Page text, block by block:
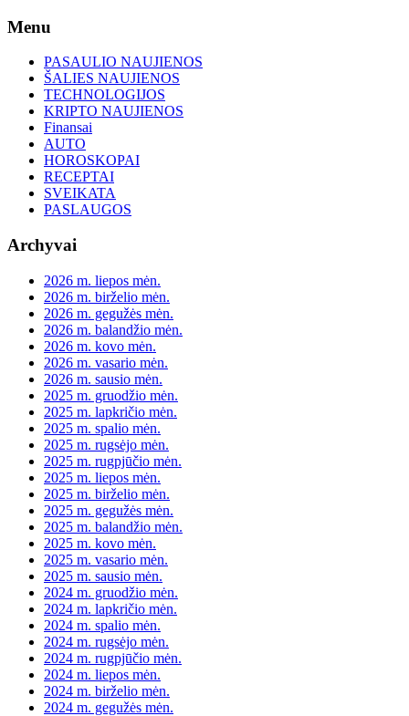
Skip
content
Menu
PASAULIO NAUJIENOS
ŠALIES NAUJIENOS
TECHNOLOGIJOS
KRIPTO NAUJIENOS
Finansai
AUTO
HOROSKOPAI
RECEPTAI
SVEIKATA
PASLAUGOS
Archyvai
2026 m. liepos mėn.
2026 m. birželio mėn.
2026 m. gegužės mėn.
2026 m. balandžio mėn.
2026 m. kovo mėn.
2026 m. vasario mėn.
2026 m. sausio mėn.
2025 m. gruodžio mėn.
2025 m. lapkričio mėn.
2025 m. spalio mėn.
2025 m. rugsėjo mėn.
2025 m. rugpjūčio mėn.
2025 m. liepos mėn.
2025 m. birželio mėn.
2025 m. gegužės mėn.
2025 m. balandžio mėn.
2025 m. kovo mėn.
2025 m. vasario mėn.
2025 m. sausio mėn.
2024 m. gruodžio mėn.
2024 m. lapkričio mėn.
2024 m. spalio mėn.
2024 m. rugsėjo mėn.
2024 m. rugpjūčio mėn.
2024 m. liepos mėn.
2024 m. birželio mėn.
2024 m. gegužės mėn.